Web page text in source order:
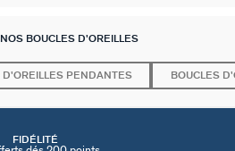
BOUCLES D'OREILLES
D'OREILLES PENDANTES BOUCLES
FIDÉLITÉ